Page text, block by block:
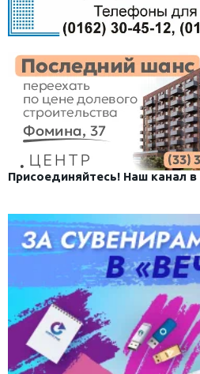
Присоединяйтесь! Наш канал в